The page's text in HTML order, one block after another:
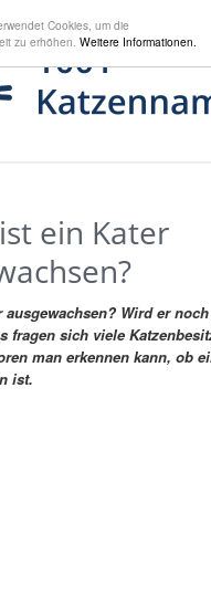
Cookies, um die
zu erhöhen. Weitere Informationen.
ein Kater
ausgewachsen? Wird er
fragen sich viele
man erkennen kann, ob
ist.